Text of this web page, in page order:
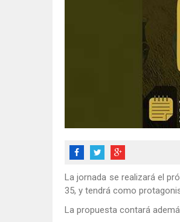
La jornada se realizará el
35, y tendrá como
La propuesta contará